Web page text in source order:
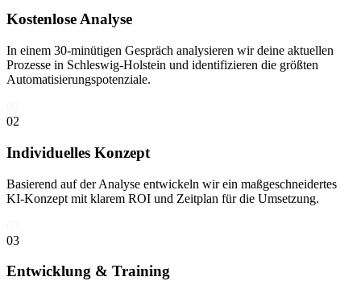
Kostenlose Analyse
In einem 30-minütigen Gespräch analysieren wir deine aktuellen
Prozesse in Schleswig-Holstein und identifizieren die größten
Automatisierungspotenziale.
02
Individuelles Konzept
Basierend auf der Analyse entwickeln wir ein maßgeschneidertes
KI-Konzept mit klarem ROI und Zeitplan für die Umsetzung.
03
Entwicklung & Training